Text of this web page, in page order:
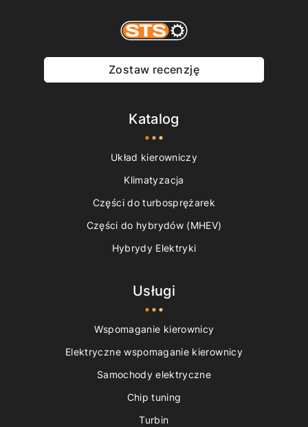
Zostaw recenzję
Katalog
Układ kierowniczy
Klimatyzacja
Części do turbosprężarek
Części do hybrydów (MHEV)
Hybrydy Elektryki
Usługi
Wspomaganie kierownicy
Elektryczne wspomaganie kierownicy
Samochody elektryczne
Chip tuning
Turbin